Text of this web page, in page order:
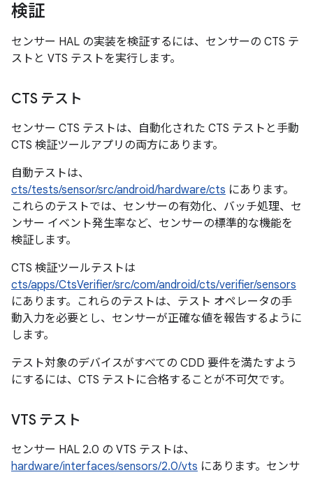
検証
センサー HAL の実装を検証するには、センサーの CTS テ
ストと VTS テストを実行します。
CTS テスト
センサー CTS テストは、自動化された CTS テストと手動
CTS 検証ツールアプリの両方にあります。
自動テストは、
cts/tests/sensor/src/android/hardware/cts にあります。
これらのテストでは、センサーの有効化、バッチ処理、セ
ンサー イベント発生率など、センサーの標準的な機能を
検証します。
CTS 検証ツールテストは
cts/apps/CtsVerifier/src/com/android/cts/verifier/sensors
にあります。これらのテストは、テスト オペレータの手
動入力を必要とし、センサーが正確な値を報告するように
します。
テスト対象のデバイスがすべての CDD 要件を満たすよう
にするには、CTS テストに合格することが不可欠です。
VTS テスト
センサー HAL 2.0 の VTS テストは、
hardware/interfaces/sensors/2.0/vts にあります。センサ